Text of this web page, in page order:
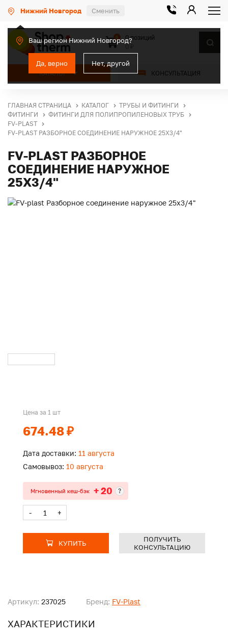
Нижний Новгород Сменить
Ваш регион Нижний Новгород?
Да, верно Нет, другой
КАТАЛОГ КОНСУЛЬТАЦИЯ
0
0 позиций
ГЛАВНАЯ СТРАНИЦА КАТАЛОГ
ТРУБЫ И ФИТИНГИ
ФИТИНГИ
ФИТИНГИ ДЛЯ ПОЛИПРОПИЛЕНОВЫХ ТРУБ
FV-PLAST
FV-PLAST РАЗБОРНОЕ СОЕДИНЕНИЕ НАРУЖНОЕ 25Х3/4"
FV-PLAST РАЗБОРНОЕ
СОЕДИНЕНИЕ НАРУЖНОЕ
25Х3/4"
Артикул: 237025 Бренд: FV-Plast
ХАРАКТЕРИСТИКИ
Цена за 1 шт
674.48 ₽
Дата доставки: 11 августа
Самовывоз: 10 августа
Мгновенный кеш-бэк + 20 ?
- +
КУПИТЬ
ПОЛУЧИТЬ
КОНСУЛЬТАЦИЮ